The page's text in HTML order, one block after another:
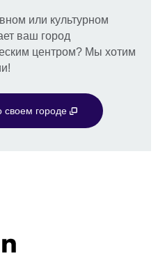
или культурном
ваш город
центром? Мы хотим
своем городе